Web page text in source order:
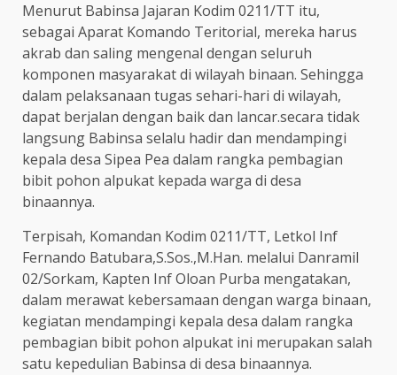
Menurut Babinsa Jajaran Kodim 0211/TT itu,
sebagai Aparat Komando Teritorial, mereka harus
akrab dan saling mengenal dengan seluruh
komponen masyarakat di wilayah binaan. Sehingga
dalam pelaksanaan tugas sehari-hari di wilayah,
dapat berjalan dengan baik dan lancar.secara tidak
langsung Babinsa selalu hadir dan mendampingi
kepala desa Sipea Pea dalam rangka pembagian
bibit pohon alpukat kepada warga di desa
binaannya.
Terpisah, Komandan Kodim 0211/TT, Letkol Inf
Fernando Batubara,S.Sos.,M.Han. melalui Danramil
02/Sorkam, Kapten Inf Oloan Purba mengatakan,
dalam merawat kebersamaan dengan warga binaan,
kegiatan mendampingi kepala desa dalam rangka
pembagian bibit pohon alpukat ini merupakan salah
satu kepedulian Babinsa di desa binaannya.